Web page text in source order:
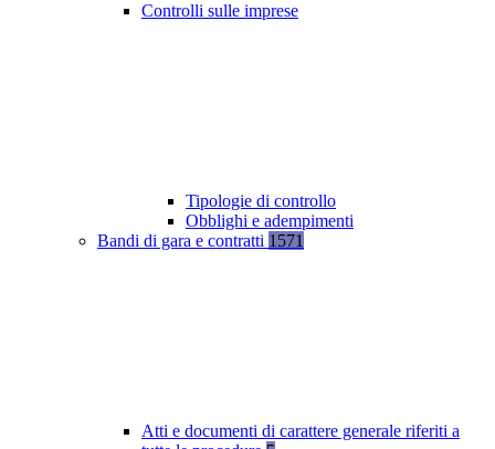
Controlli sulle imprese
Tipologie di controllo
Obblighi e adempimenti
Bandi di gara e contratti 1571
Atti e documenti di carattere generale riferiti a